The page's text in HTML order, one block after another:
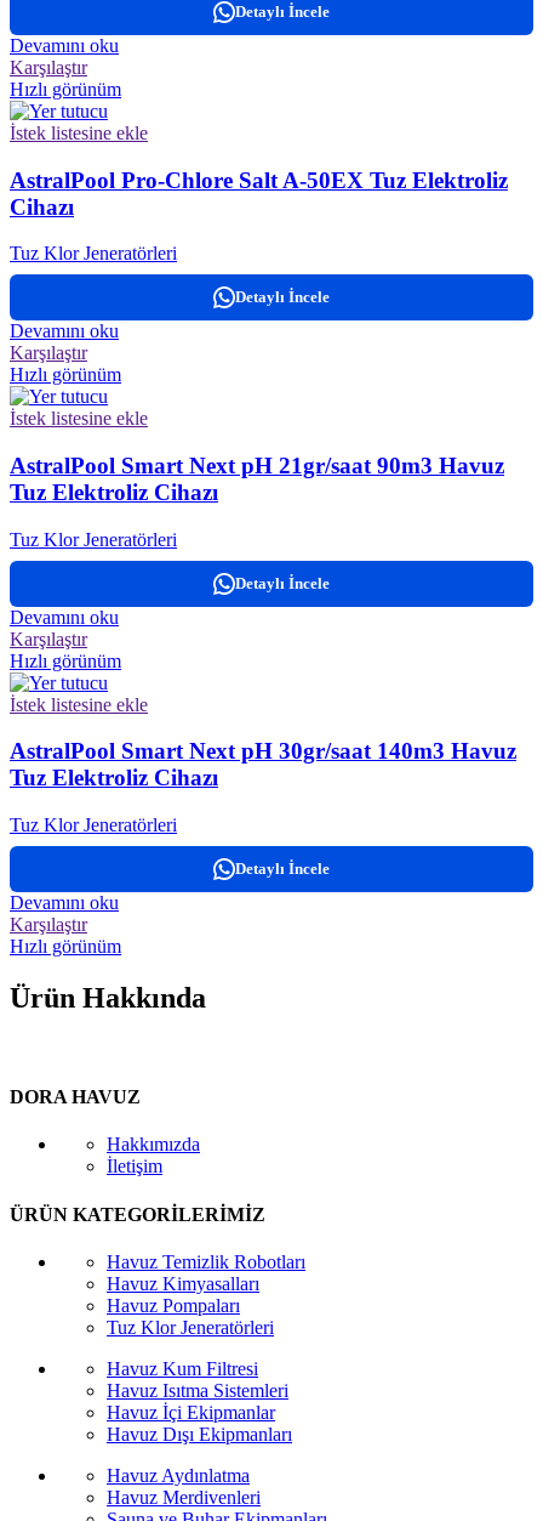
Detaylı İncele
Devamını oku
Karşılaştır
Hızlı görünüm
İstek listesine ekle
AstralPool Pro-Chlore Salt A-50EX Tuz Elektroliz
Cihazı
Tuz Klor Jeneratörleri
Detaylı İncele
Devamını oku
Karşılaştır
Hızlı görünüm
İstek listesine ekle
AstralPool Smart Next pH 21gr/saat 90m3 Havuz
Tuz Elektroliz Cihazı
Tuz Klor Jeneratörleri
Detaylı İncele
Devamını oku
Karşılaştır
Hızlı görünüm
İstek listesine ekle
AstralPool Smart Next pH 30gr/saat 140m3 Havuz
Tuz Elektroliz Cihazı
Tuz Klor Jeneratörleri
Detaylı İncele
Devamını oku
Karşılaştır
Hızlı görünüm
Ürün Hakkında
DORA HAVUZ
Hakkımızda
İletişim
ÜRÜN KATEGORİLERİMİZ
Havuz Temizlik Robotları
Havuz Kimyasalları
Havuz Pompaları
Tuz Klor Jeneratörleri
Havuz Kum Filtresi
Havuz Isıtma Sistemleri
Havuz İçi Ekipmanlar
Havuz Dışı Ekipmanları
Havuz Aydınlatma
Havuz Merdivenleri